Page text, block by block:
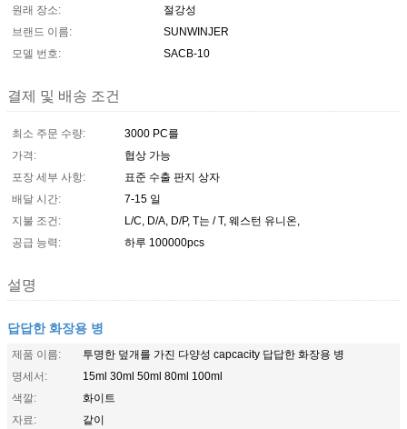
원래 장소:
절강성
브랜드 이름:
SUNWINJER
모델 번호:
SACB-10
결제 및 배송 조건
최소 주문 수량:
3000 PC를
가격:
협상 가능
포장 세부 사항:
표준 수출 판지 상자
배달 시간:
7-15 일
지불 조건:
L/C, D/A, D/P, T는 / T, 웨스턴 유니온,
공급 능력:
하루 100000pcs
설명
답답한 화장용 병
제품 이름:
투명한 덮개를 가진 다양성 capcacity 답답한 화장용 병
명세서:
15ml 30ml 50ml 80ml 100ml
색깔:
화이트
자료:
같이